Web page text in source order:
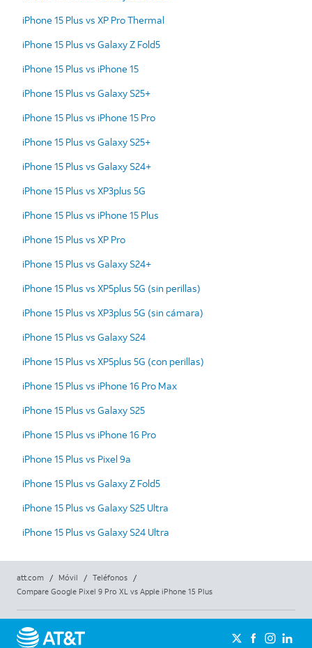
iPhone 15 Plus vs XP Pro Thermal
iPhone 15 Plus vs Galaxy Z Fold5
iPhone 15 Plus vs iPhone 15
iPhone 15 Plus vs Galaxy S25+
iPhone 15 Plus vs iPhone 15 Pro
iPhone 15 Plus vs Galaxy S25+
iPhone 15 Plus vs Galaxy S24+
iPhone 15 Plus vs XP3plus 5G
iPhone 15 Plus vs iPhone 15 Plus
iPhone 15 Plus vs XP Pro
iPhone 15 Plus vs Galaxy S24+
iPhone 15 Plus vs XP5plus 5G (sin perillas)
iPhone 15 Plus vs XP3plus 5G (sin cámara)
iPhone 15 Plus vs Galaxy S24
iPhone 15 Plus vs XP5plus 5G (con perillas)
iPhone 15 Plus vs iPhone 16 Pro Max
iPhone 15 Plus vs Galaxy S25
iPhone 15 Plus vs iPhone 16 Pro
iPhone 15 Plus vs Pixel 9a
iPhone 15 Plus vs Galaxy Z Fold5
iPhone 15 Plus vs Galaxy S25 Ultra
iPhone 15 Plus vs Galaxy S24 Ultra
att.com / Móvil / Teléfonos
/
Compare Google Pixel 9 Pro XL vs Apple iPhone 15 Plus